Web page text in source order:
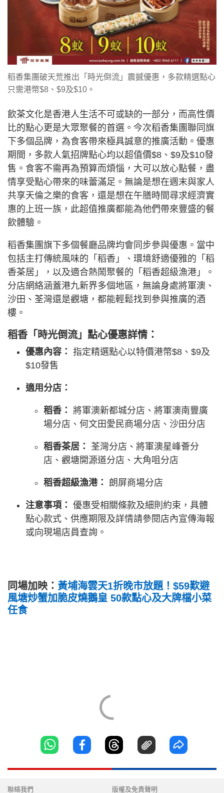
稻香集團破天荒推出「時光倒流」震撼優惠，多款精選點心
只需港幣$8、$9及$10。
飲茶文化是香港人生活不可或缺的一部分，而高性價
比的點心更是大眾聚餐的首選。今次稻香集團聯同旗
下多個品牌，為食客帶來極具誠意的推廣活動。優惠
期間，多款人氣招牌點心均以超值價$8、$9及$10發
售。食客不需再為預算而煩惱，大可以放心點餐，盡
情享受點心帶來的味蕾滿足。無論是想在週末與家人
共享天倫之樂的食客，還是想在午膳時間尋求經濟實
惠的上班一族，此超值推廣都能為他們帶來豐盛的餐
飲體驗。
稻香集團旗下多個餐廳品牌均會同步參與優惠。當中
包括主打傳統風味的「稻香」、環境舒適優雅的「稻
香茶居」，以及適合熱鬧聚餐的「稻香超級漁港」。
分店網絡涵蓋港九新界多個地區，無論身處將軍澳、
沙田、荃灣還是觀塘，都能輕鬆找到參與推廣的酒
樓。
稻香「時光倒流」點心優惠詳情：
優惠內容： 指定精選點心以特價港幣$8、$9及
$10發售
適用分店：
稻香： 將軍澳新都城分店、將軍澳南豐廣
場分店、何文田愛民商場分店、沙田分店
稻香茶居：
荃灣分店、將軍澳星峰薈分
店、觀塘開源道分店、大角咀分店
稻香超級漁港： 朗屏商場分店
注意事項： 優惠受相關條款及細則約束，具體
點心款式、供應期限及詳情請參閱店內宣傳海報
或向現場店員查詢。
同場加映： 黃埔海雲天1折晚市放題！$59歎避
風塘炒蟹加脆皮燒鵝皇 50款點心及大牌檔小菜
任食
聯絡我們 版權及免責聲明